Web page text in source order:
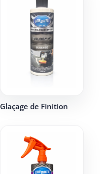
Glaçage de Finition